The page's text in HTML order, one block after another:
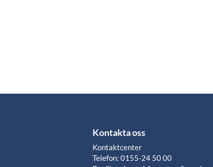
Kontakta oss
Kontaktcenter
Telefon: 0155-24 50 00